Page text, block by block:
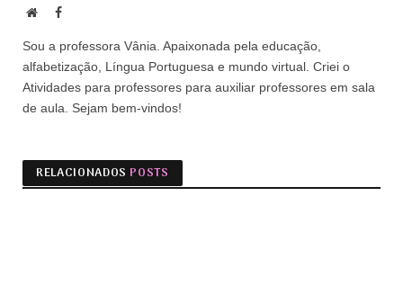
Site Facebook
Sou a professora Vânia. Apaixonada pela educação,
alfabetização, Língua Portuguesa e mundo virtual. Criei o
Atividades para professores para auxiliar professores em sala
de aula. Sejam bem-vindos!
RELACIONADOS POSTS